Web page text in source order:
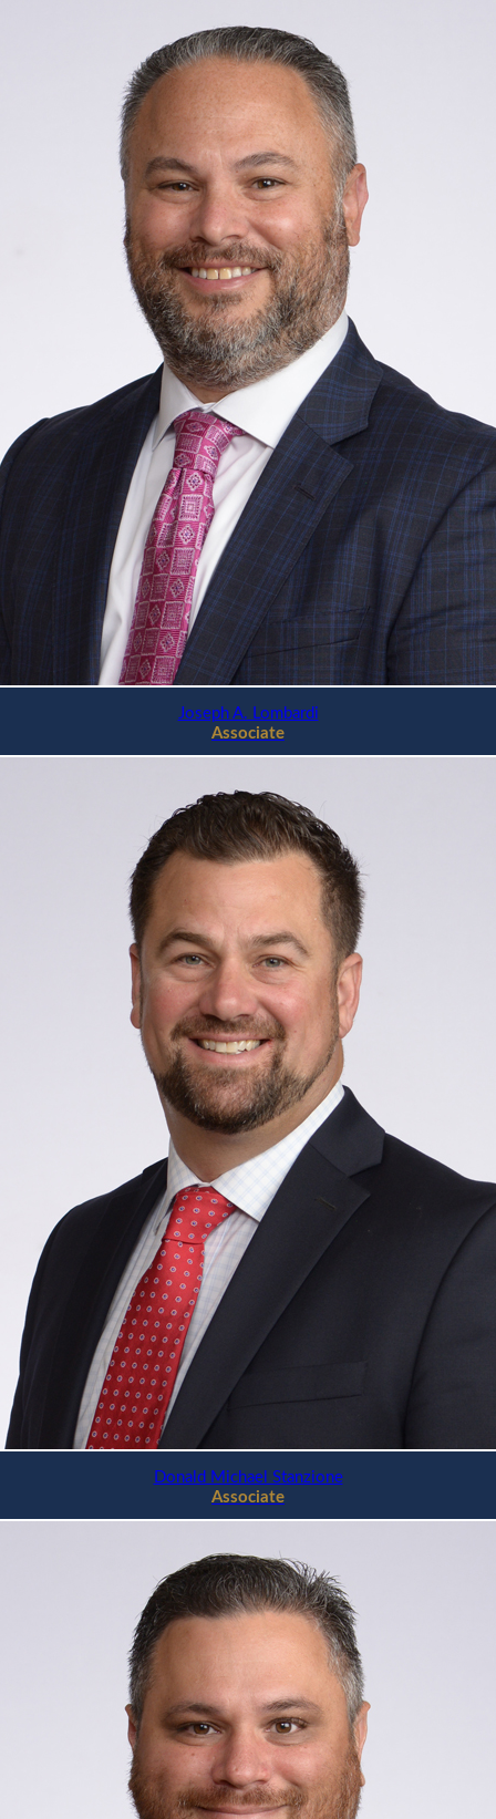
Joseph A. Lombardi
Associate
Donald Michael Stanzione
Associate